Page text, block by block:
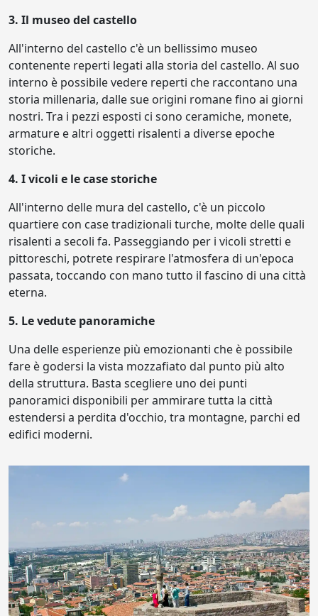
3. Il museo del castello
All'interno del castello c'è un bellissimo museo
contenente reperti legati alla storia del castello. Al suo
interno è possibile vedere reperti che raccontano una
storia millenaria, dalle sue origini romane fino ai giorni
nostri. Tra i pezzi esposti ci sono ceramiche, monete,
armature e altri oggetti risalenti a diverse epoche
storiche.
4. I vicoli e le case storiche
All'interno delle mura del castello, c'è un piccolo
quartiere con case tradizionali turche, molte delle quali
risalenti a secoli fa. Passeggiando per i vicoli stretti e
pittoreschi, potrete respirare l'atmosfera di un'epoca
passata, toccando con mano tutto il fascino di una città
eterna.
5. Le vedute panoramiche
Una delle esperienze più emozionanti che è possibile
fare è godersi la vista mozzafiato dal punto più alto
della struttura. Basta scegliere uno dei punti
panoramici disponibili per ammirare tutta la città
estendersi a perdita d'occhio, tra montagne, parchi ed
edifici moderni.